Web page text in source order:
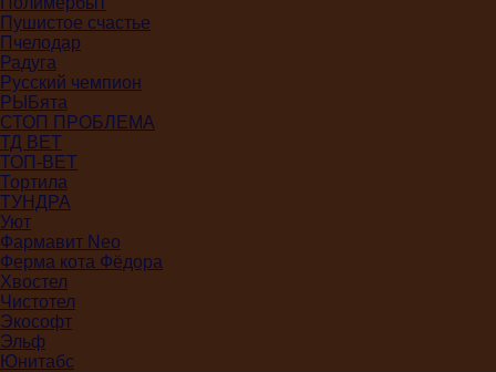
Пушистое счастье
Пчелодар
Радуга
Русский чемпион
РЫБята
СТОП ПРОБЛЕМА
ТД ВЕТ
ТОП-ВЕТ
Тортила
ТУНДРА
Уют
Фармавит Neo
Ферма кота Фёдора
Хвостел
Чистотел
Экософт
Эльф
Юнитабс